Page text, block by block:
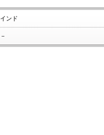
インド
－